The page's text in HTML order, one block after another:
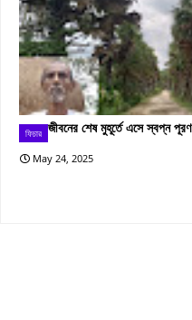
ফিচার জীবনের শেষ মুহূর্তে এসে স্বপ্ন পূরণ
May 24, 2025